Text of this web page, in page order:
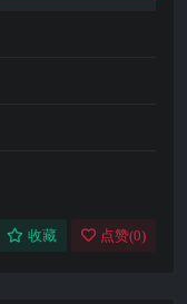
收藏 点赞(0)